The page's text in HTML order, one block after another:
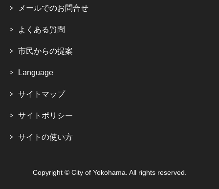
メールでのお問合せ
よくある質問
市民からの提案
Language
サイトマップ
サイトポリシー
サイトの使い方
Copyright © City of Yokohama. All rights reserved.